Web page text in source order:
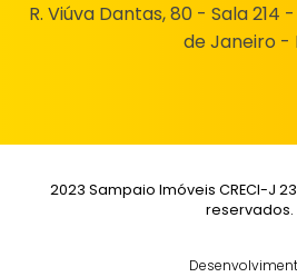
R. Viúva Dantas, 80 - Sala 214
de Janeiro -
2023 Sampaio Imóveis CRECI-J
reservados.